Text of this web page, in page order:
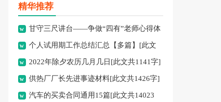
精华推荐
甘守三尺讲台——争做“四有”老师心得体
会[此文共1637字]
个人试用期工作总结汇总【多篇】[此文
共6026字]
2022年除夕农历几月几日[此文共1141字]
供热厂厂长先进事迹材料[此文共1426字]
汽车的买卖合同通用15篇[此文共14023